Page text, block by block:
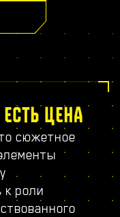
ЦЕНА
сюжетное
к роли